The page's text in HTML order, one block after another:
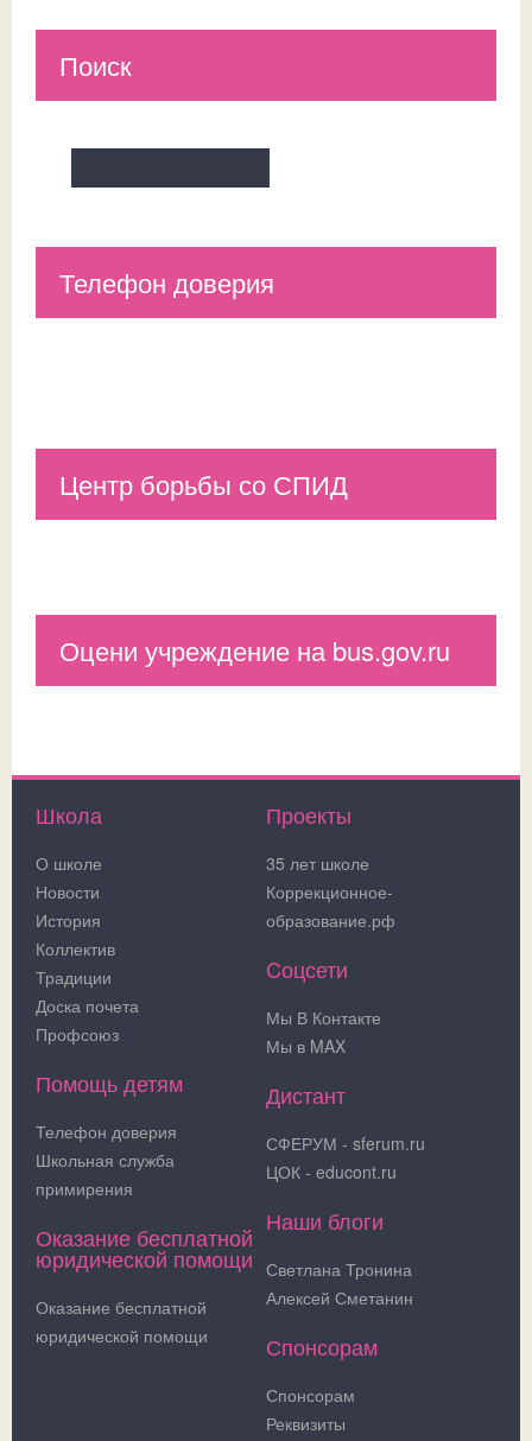
Поиск
Телефон доверия
Центр борьбы со СПИД
Оцени учреждение на bus.gov.ru
Школа
О школе
Новости
История
Коллектив
Традиции
Доска почета
Профсоюз
Помощь детям
Телефон доверия
Школьная служба
примирения
Оказание бесплатной
юридической помощи
Оказание бесплатной
юридической помощи
Проекты
35 лет школе
Коррекционное-
образование.рф
Cоцсети
Мы В Контакте
Мы в MAX
Дистант
СФЕРУМ - sferum.ru
ЦОК - educont.ru
Наши блоги
Светлана Тронина
Алексей Сметанин
Спонсорам
Спонсорам
Реквизиты